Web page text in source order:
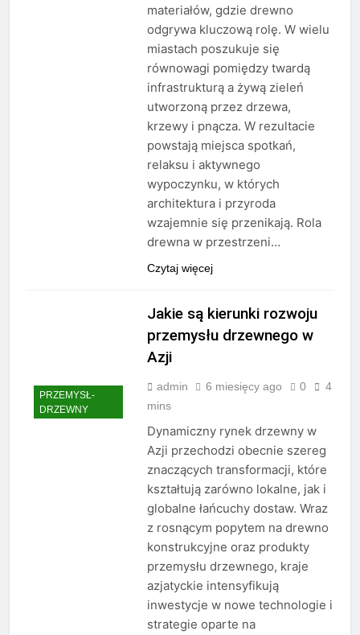
materiałów, gdzie drewno
odgrywa kluczową rolę. W wielu
miastach poszukuje się
równowagi pomiędzy twardą
infrastrukturą a żywą zieleń
utworzoną przez drzewa,
krzewy i pnącza. W rezultacie
powstają miejsca spotkań,
relaksu i aktywnego
wypoczynku, w których
architektura i przyroda
wzajemnie się przenikają. Rola
drewna w przestrzeni…
Czytaj więcej
PRZEMYSŁ-
DRZEWNY
Jakie są kierunki rozwoju
przemysłu drzewnego w
Azji
admin 6 miesięcy ago 0
4
mins
Dynamiczny rynek drzewny w
Azji przechodzi obecnie szereg
znaczących transformacji, które
kształtują zarówno lokalne, jak i
globalne łańcuchy dostaw. Wraz
z rosnącym popytem na drewno
konstrukcyjne oraz produkty
przemysłu drzewnego, kraje
azjatyckie intensyfikują
inwestycje w nowe technologie i
strategie oparte na